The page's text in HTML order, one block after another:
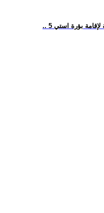
لإقامة بؤرة استي